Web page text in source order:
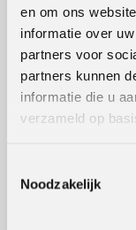
en om ons
informatie over
partners voor
partners kunnen
informatie die u
verzameld op
Noodzakelijk
Lees hierde
Hoe wij werken